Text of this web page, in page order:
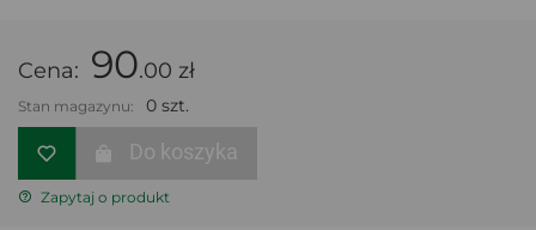
Cena: 90.00 zł
Stan magazynu: 0 szt.
Do koszyka
Zapytaj o produkt